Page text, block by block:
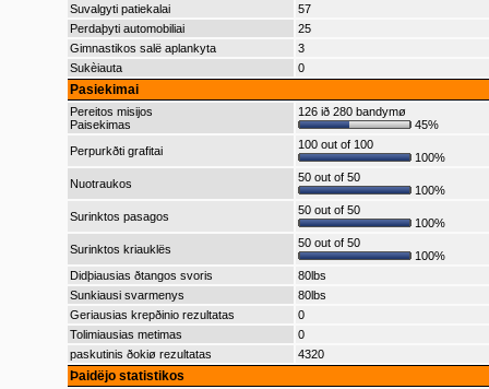
Suvalgyti patiekalai
57
Perdaþyti automobiliai
25
Gimnastikos salë aplankyta
3
Sukèiauta
0
Pasiekimai
Pereitos misijos
Paisekimas
126 ið 280 bandymø
45%
Perpurkðti grafitai
100 out of 100
100%
Nuotraukos
50 out of 50
100%
Surinktos pasagos
50 out of 50
100%
Surinktos kriauklës
50 out of 50
100%
Didþiausias ðtangos svoris
80lbs
Sunkiausi svarmenys
80lbs
Geriausias krepðinio rezultatas
0
Tolimiausias metimas
0
paskutinis ðokiø rezultatas
4320
Þaidëjo statistikos